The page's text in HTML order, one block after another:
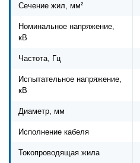
Сечение жил, мм²
Номинальное напряжение,
кВ
Частота, Гц
Испытательное напряжение,
кВ
Диаметр, мм
Исполнение кабеля
Токопроводящая жила